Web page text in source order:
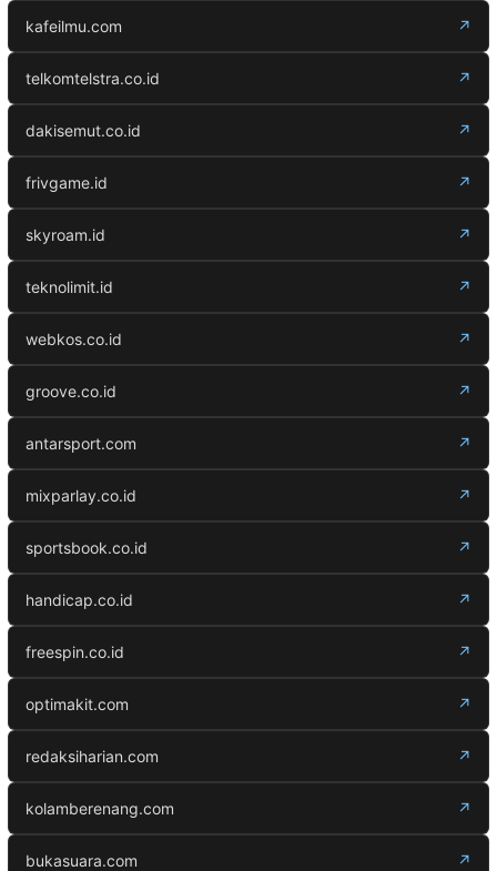
kafeilmu.com ↗
telkomtelstra.co.id ↗
dakisemut.co.id ↗
frivgame.id ↗
skyroam.id ↗
teknolimit.id ↗
webkos.co.id ↗
groove.co.id ↗
antarsport.com ↗
mixparlay.co.id ↗
sportsbook.co.id ↗
handicap.co.id ↗
freespin.co.id ↗
optimakit.com ↗
redaksiharian.com ↗
kolamberenang.com ↗
bukasuara.com ↗